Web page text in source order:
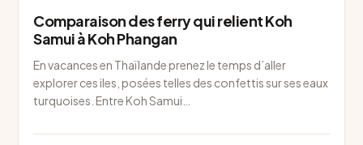
Comparaison des ferry qui relient Koh
Samui à Koh Phangan
En vacances en Thaïlande prenez le temps d’aller
explorer ces iles, posées telles des confettis sur ses eaux
turquoises. Entre Koh Samui…